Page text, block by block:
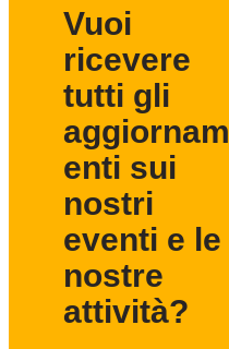
Vuoi
ricevere
tutti gli
aggiornam
enti sui
nostri
eventi e le
nostre
attività?